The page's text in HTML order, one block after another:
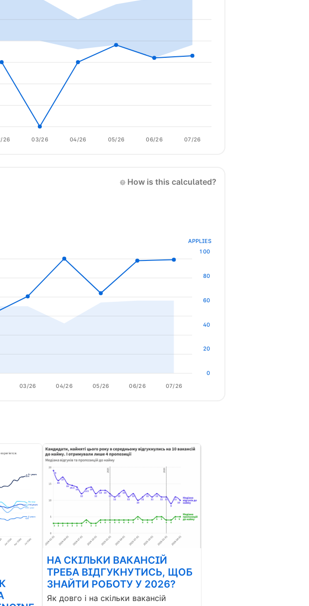
26 03/26 04/26 05/26 06/26 07/26
How is this calculated?
03/26 04/26 05/26 06/26 07/26
0
20
40
60
80
100
APPLIES
НА СКІЛЬКИ ВАКАНСІЙ
ТРЕБА ВІДГУКНУТИСЬ, ЩОБ
ЗНАЙТИ РОБОТУ У 2026?
Як довго і на скільки вакансій